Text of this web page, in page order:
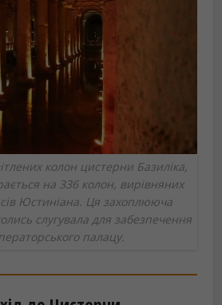
колон цистерни Базиліка,
на 336 колон, вирівняних
Юстиніана. Ця захоплююча
слугувала для забезпечення
палацу.